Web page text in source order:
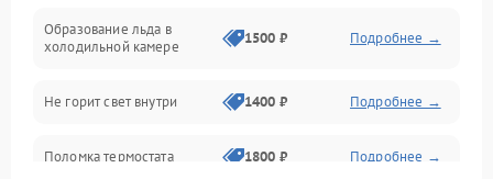
Образование льда в
холодильной камере
1500 ₽ Подробнее →
Не горит свет внутри 1400 ₽ Подробнее →
Поломка термостата 1800 ₽ Подробнее →